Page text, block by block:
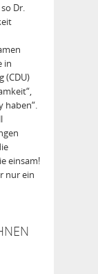
so Dr.
in
(CDU)
haben“.
einsam!
nur ein